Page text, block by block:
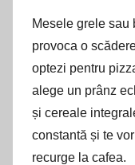
Mesele grele sau
provoca o
optezi pentru
alege un prânz
și cereale
constantă și te
recurge la cafea.